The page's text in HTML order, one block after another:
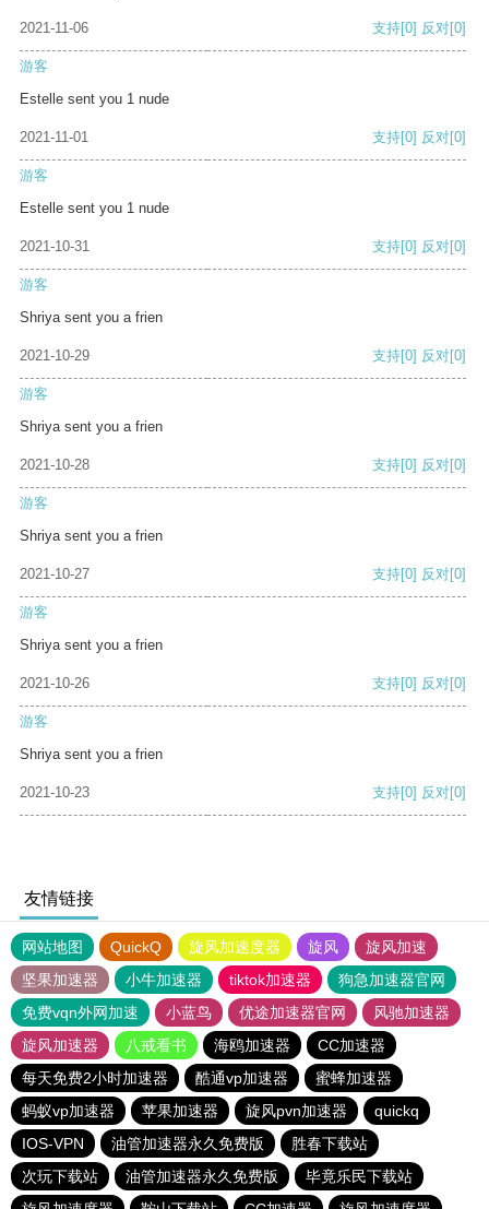
2021-11-06 支持[0] 反对[0]
游客
Estelle sent you 1 nude
2021-11-01 支持[0] 反对[0]
游客
Estelle sent you 1 nude
2021-10-31 支持[0] 反对[0]
游客
Shriya sent you a frien
2021-10-29 支持[0] 反对[0]
游客
Shriya sent you a frien
2021-10-28 支持[0] 反对[0]
游客
Shriya sent you a frien
2021-10-27 支持[0] 反对[0]
游客
Shriya sent you a frien
2021-10-26 支持[0] 反对[0]
游客
Shriya sent you a frien
2021-10-23 支持[0] 反对[0]
友情链接
网站地图 QuickQ 旋风加速度器 旋风
旋风加速
坚果加速器
小牛加速器 tiktok加速器
狗急加速器官网
免费vqn外网加速
小蓝鸟 优途加速器官网
风驰加速器
旋风加速器
八戒看书 海鸥加速器
CC加速器
每天免费2小时加速器
酷通vp加速器
蜜蜂加速器
蚂蚁vp加速器
苹果加速器 旋风pvn加速器
quickq
IOS-VPN
油管加速器永久免费版
胜春下载站
次玩下载站
油管加速器永久免费版
毕竟乐民下载站